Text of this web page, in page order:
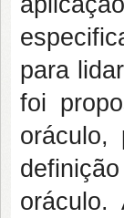
para
foi
oráculo,
oráculo.